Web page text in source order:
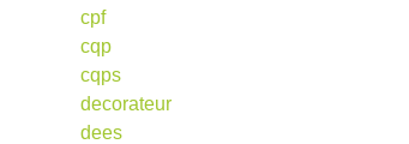
cpf
cqp
cqps
decorateur
dees